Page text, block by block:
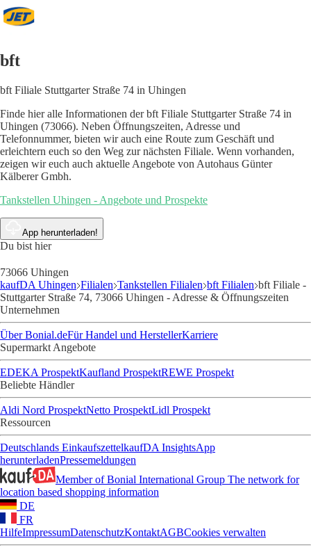
bft
bft Filiale Stuttgarter Straße 74 in Uhingen
Finde hier alle Informationen der bft Filiale Stuttgarter Straße 74 in
Uhingen (73066). Neben Öffnungszeiten, Adresse und
Telefonnummer, bieten wir auch eine Route zum Geschäft und
erleichtern euch so den Weg zur nächsten Filiale. Wenn vorhanden,
zeigen wir euch auch aktuelle Angebote von Autohaus Günter
Kälberer Gmbh.
Tankstellen Uhingen - Angebote und Prospekte
App herunterladen!
Du bist hier
73066 Uhingen
kaufDA Uhingen Filialen Tankstellen Filialen bft Filialen bft Filiale -
Stuttgarter Straße 74, 73066 Uhingen - Adresse & Öffnungszeiten
Unternehmen
Über Bonial.deFür Handel und HerstellerKarriere
Supermarkt Angebote
EDEKA ProspektKaufland ProspektREWE Prospekt
Beliebte Händler
Aldi Nord ProspektNetto ProspektLidl Prospekt
Ressourcen
Deutschlands EinkaufszettelkaufDA InsightsApp
herunterladenPressemeldungen
Member of Bonial International Group The network for
location based shopping information
DE
FR
HilfeImpressumDatenschutzKontaktAGBCookies verwalten